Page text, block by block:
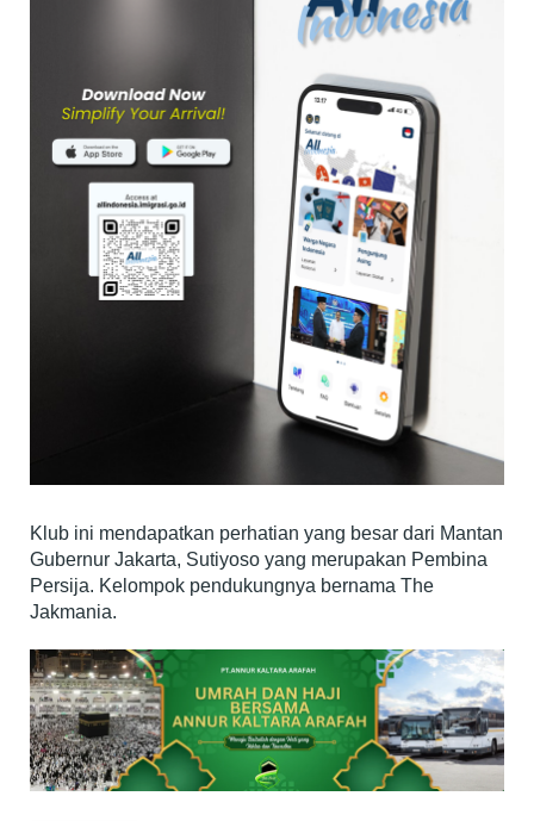
Klub ini mendapatkan perhatian yang besar dari Mantan
Gubernur Jakarta, Sutiyoso yang merupakan Pembina
Persija. Kelompok pendukungnya bernama The
Jakmania.